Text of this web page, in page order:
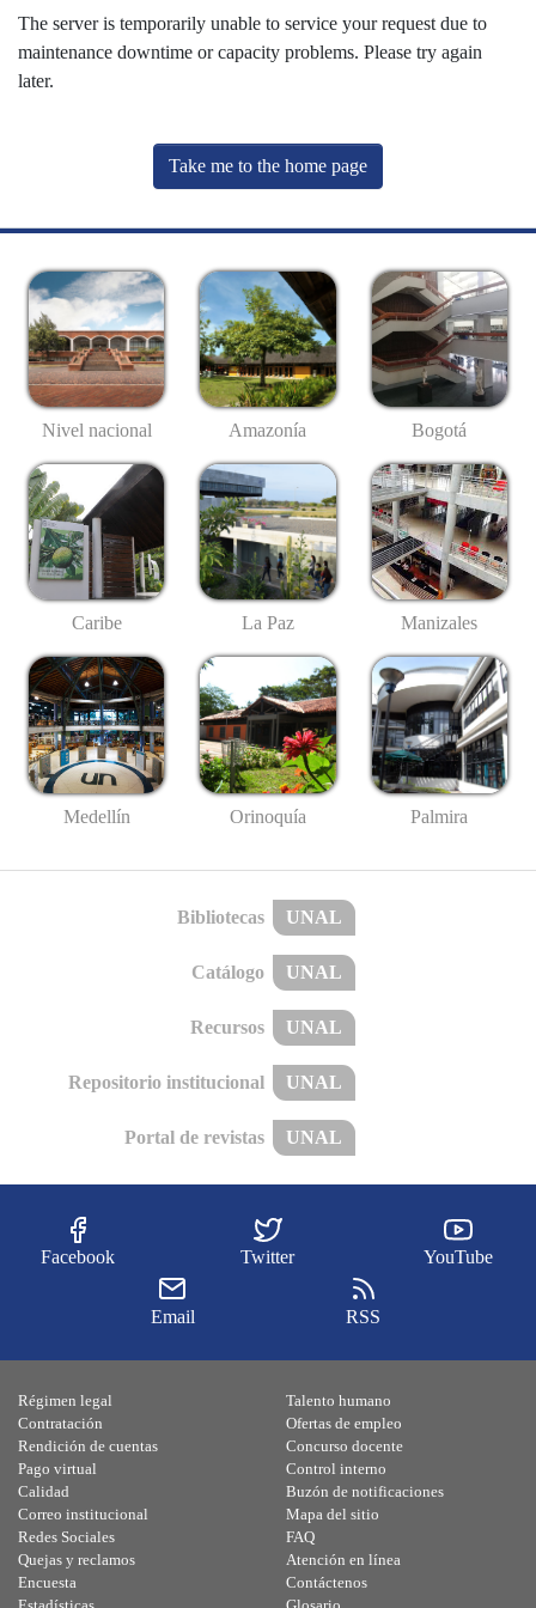
The server is temporarily unable to service your request due to
maintenance downtime or capacity problems. Please try again
later.
Take me to the home page
Nivel nacional Amazonía Bogotá
Caribe La Paz Manizales
Medellín Orinoquía Palmira
Bibliotecas UNAL
Catálogo UNAL
Recursos UNAL
Repositorio institucional UNAL
Portal de revistas UNAL
Facebook Twitter YouTube
Email RSS
Régimen legal
Contratación
Rendición de cuentas
Pago virtual
Calidad
Talento humano
Ofertas de empleo
Concurso docente
Control interno
Buzón de notificaciones
Correo institucional
Redes Sociales
Quejas y reclamos
Encuesta
Mapa del sitio
FAQ
Atención en línea
Contáctenos